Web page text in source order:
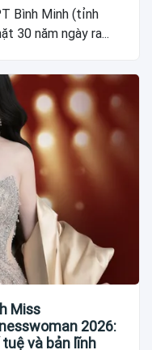
Bình Minh (tỉnh
30 năm ngày ra...
Miss
2026:
và bản lĩnh